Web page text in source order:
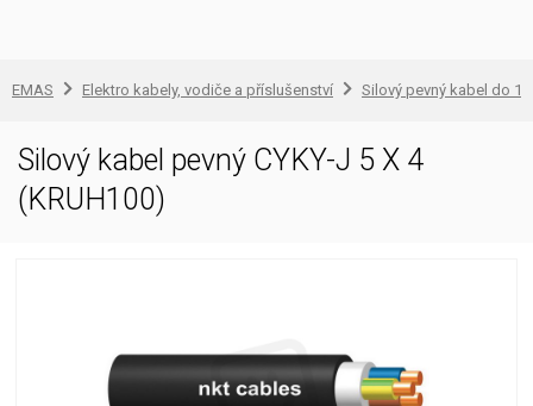
EMAS Elektro kabely, vodiče a příslušenství Silový pevný kabel do 1
Silový kabel pevný CYKY-J 5 X 4
(KRUH100)